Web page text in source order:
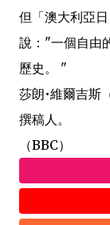
但「澳大利亞
說："一個自由
歷史。 "
莎朗•維爾吉斯
撰稿人。
（BBC）